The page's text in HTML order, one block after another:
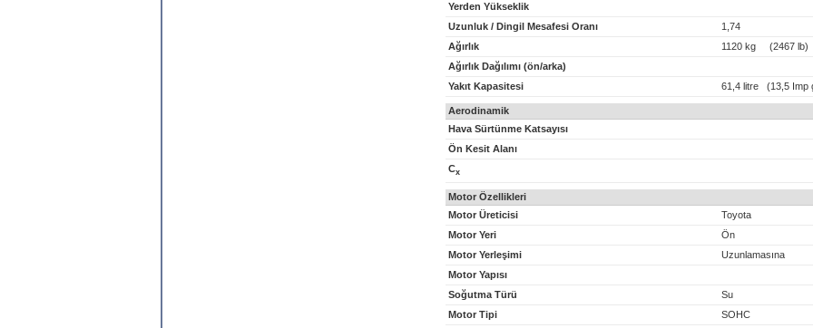
Yerden Yükseklik
Uzunluk / Dingil Mesafesi Oranı
1,74
Ağırlık
1120 kg (2467 lb)
Ağırlık Dağılımı (ön/arka)
Yakıt Kapasitesi
61,4 litre (13,5 Imp
Aerodinamik
Hava Sürtünme Katsayısı
Ön Kesit Alanı
Cx
Motor Özellikleri
Motor Üreticisi
Toyota
Motor Yeri
Ön
Motor Yerleşimi
Uzunlamasına
Motor Yapısı
Soğutma Türü
Su
Motor Tipi
SOHC